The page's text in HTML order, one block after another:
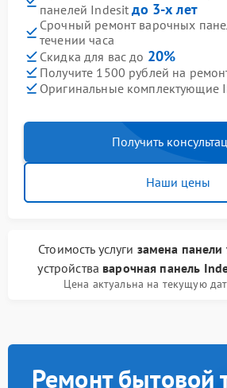
панелей Indesitдо 3-х лет
Срочный ремонт варочных
течении часа
Скидка для вас до 20%
Получите 1500 рублей на
Оригинальные комплектующие
Получить
Наши цены
Стоимость услуги замена панели
устройства варочная панель
Цена актуальна на текущую
Ремонт бытовой